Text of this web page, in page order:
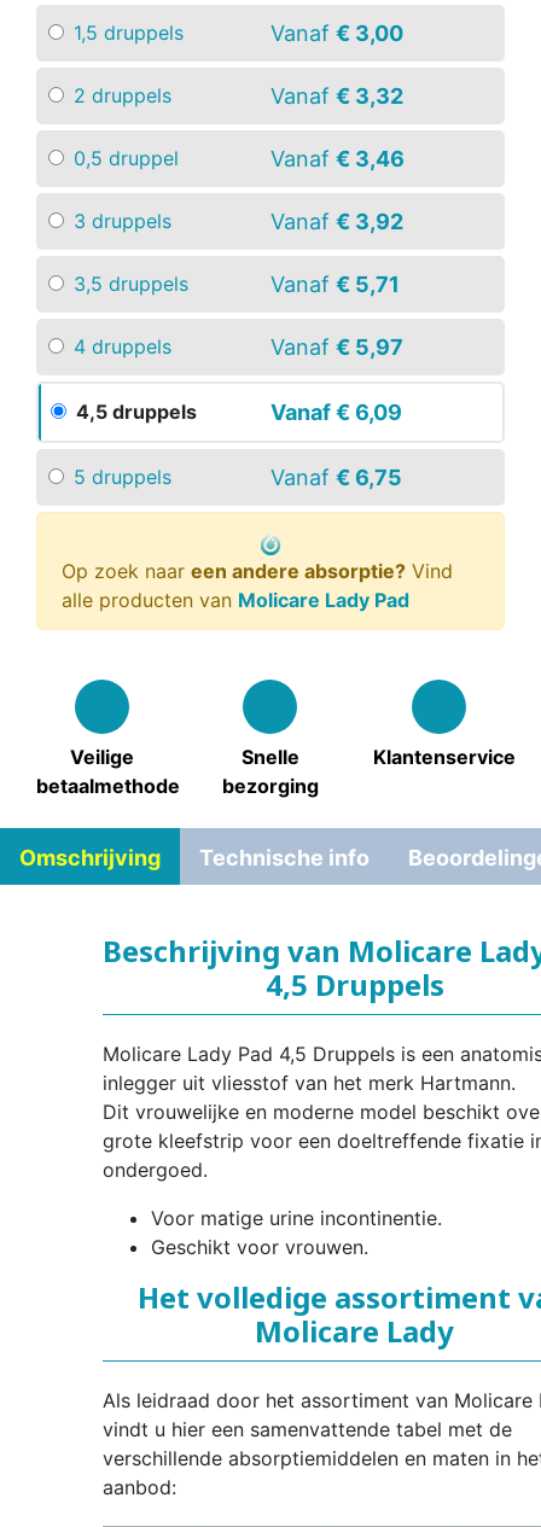
1,5 druppels Vanaf € 3,00
2 druppels Vanaf € 3,32
0,5 druppel Vanaf € 3,46
3 druppels Vanaf € 3,92
3,5 druppels Vanaf € 5,71
4 druppels Vanaf € 5,97
4,5 druppels Vanaf€ 6,09
5 druppels Vanaf € 6,75
Op zoek naar een andere absorptie? Vind
alle producten van Molicare Lady Pad
Veilige
betaalmethode
Snelle
bezorging
Klantenservice
Omschrijving Technische info
Beschrijving van Molicare
4,5 Druppels
Molicare Lady Pad 4,5 Druppels is een
inlegger uit vliesstof van het merk Hartmann.
Dit vrouwelijke en moderne model beschikt
grote kleefstrip voor een doeltreffende fixatie
ondergoed.
Voor matige urine incontinentie.
Geschikt voor vrouwen.
Het volledige assortiment
Molicare Lady
Als leidraad door het assortiment van Molicare
vindt u hier een samenvattende tabel met de
verschillende absorptiemiddelen en maten in
aanbod: